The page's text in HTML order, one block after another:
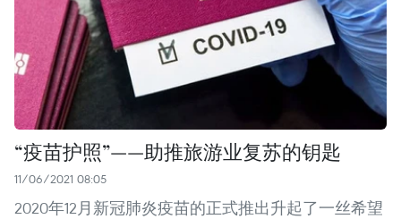
“疫苗护照”——助推旅游业复苏的钥匙
11/06/2021 08:05
2020年12月新冠肺炎疫苗的正式推出升起了一丝希望